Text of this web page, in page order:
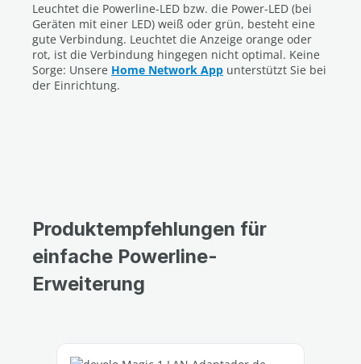
Leuchtet die Powerline-LED bzw. die Power-LED (bei
Geräten mit einer LED) weiß oder grün, besteht eine
gute Verbindung. Leuchtet die Anzeige orange oder
rot, ist die Verbindung hingegen nicht optimal. Keine
Sorge: Unsere Home Network App unterstützt Sie bei
der Einrichtung.
Produktempfehlungen für
einfache Powerline-
Erweiterung
Omitir la galería de productos